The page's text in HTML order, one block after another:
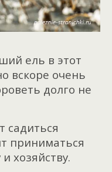
ель в этот
вскоре очень
долго не
садиться
приниматься
хозяйству.